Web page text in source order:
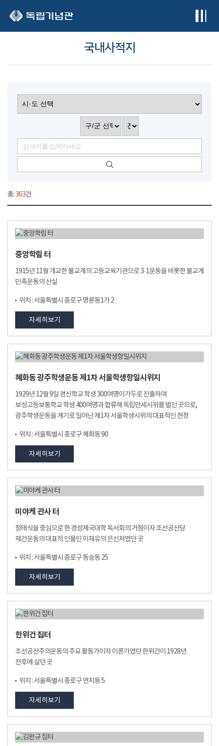
국내사적지
총:363건
중앙학림 터
1915년 11월 개교한 불교계의 고등교육기관으로 3·1운동을 비롯한 불교계
민족운동의 산실
위치 : 서울특별시 종로구 명륜동1가 2
자세히보기
혜화동 광주학생운동 제1차 서울학생항일시위지
1929년 12월 9일 경신학교 학생 300여명이가두로 진출하여
보성고등보통학교 학생 400여명과 합류해 독립만세시위를 벌인 곳으로,
광주학생운동을 계기로 일어난 제1차 서울학생시위의 대표적인 현장
위치 : 서울특별시 종로구 혜화동 90
자세히보기
미야케 관사 터
정태식을 중심으로 한 경성제국대학 독서회의 거점이자 조선공산당
재건운동의 대표적 인물인 이재유의 은신처였던 곳
위치 : 서울특별시 종로구 동숭동 25
자세히보기
한위건 집터
조선공산주의운동의 주요 활동가이자 이론가였던 한위건이 1928년
전후에 살던 곳
위치 : 서울특별시 종로구 연지동 5
자세히보기